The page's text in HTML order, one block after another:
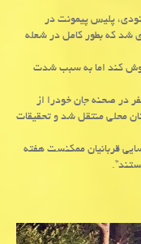
پلیس پیمونت در
شد که بطور کامل در شعله
کند اما به سبب شدت
در صحنه جان خودرا از
محلی منتقل شد و تحقیقات
قربانیان ممکنست هفته